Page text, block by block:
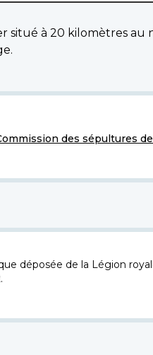
situé à 20 kilomètres
des sépultures
déposée de la Légion